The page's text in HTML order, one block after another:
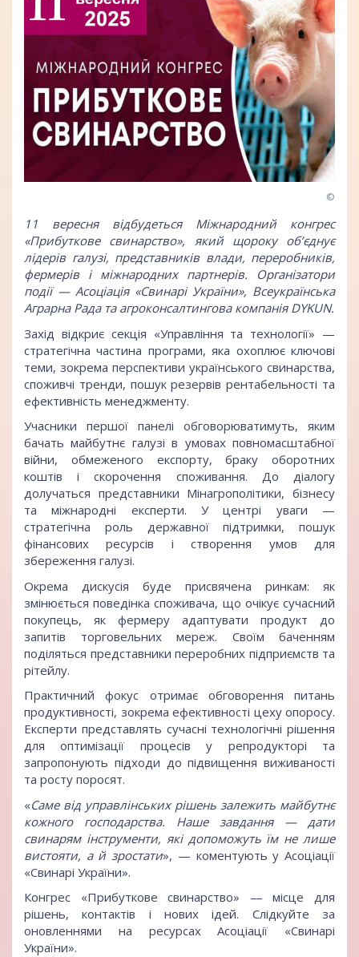
©
11 вересня відбудеться Міжнародний конгрес
«Прибуткове свинарство», який щороку об’єднує
лідерів галузі, представників влади, переробників,
фермерів і міжнародних партнерів. Організатори
події — Асоціація «Свинарі України», Всеукраїнська
Аграрна Рада та агроконсалтингова компанія DYKUN.
Захід відкриє секція «Управління та технології» —
стратегічна частина програми, яка охоплює ключові
теми, зокрема перспективи українського свинарства,
споживчі тренди, пошук резервів рентабельності та
ефективність менеджменту.
Учасники першої панелі обговорюватимуть, яким
бачать майбутнє галузі в умовах повномасштабної
війни, обмеженого експорту, браку оборотних
коштів і скорочення споживання. До діалогу
долучаться представники Мінагрополітики, бізнесу
та міжнародні експерти. У центрі уваги —
стратегічна роль державної підтримки, пошук
фінансових ресурсів і створення умов для
збереження галузі.
Окрема дискусія буде присвячена ринкам: як
змінюється поведінка споживача, що очікує сучасний
покупець, як фермеру адаптувати продукт до
запитів торговельних мереж. Своїм баченням
поділяться представники переробних підприємств та
рітейлу.
Практичний фокус отримає обговорення питань
продуктивності, зокрема ефективності цеху опоросу.
Експерти представлять сучасні технологічні рішення
для оптимізації процесів у репродукторі та
запропонують підходи до підвищення виживаності
та росту поросят.
«Саме від управлінських рішень залежить майбутнє
кожного господарства. Наше завдання — дати
свинарям інструменти, які допоможуть їм не лише
вистояти, а й зростати», — коментують у Асоціації
«Свинарі України».
Конгрес «Прибуткове свинарство» — місце для
рішень, контактів і нових ідей. Слідкуйте за
оновленнями на ресурсах Асоціації «Свинарі
України».